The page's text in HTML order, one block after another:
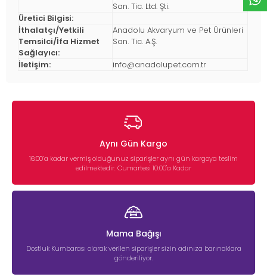
San. Tic. Ltd. Şti.
Üretici Bilgisi:
İthalatçı/Yetkili
Temsilci/İfa Hizmet
Sağlayıcı:
Anadolu Akvaryum ve Pet Ürünleri
San. Tic. A.Ş.
İletişim: info@anadolupet.com.tr
Aynı Gün Kargo
16:00’a kadar vermiş olduğunuz siparişler aynı gün kargoya teslim
edilmektedir. Cumartesi 10:00'a Kadar
Mama Bağışı
Dostluk Kumbarası olarak verilen siparişler sizin adınıza barınaklara
gönderiliyor.